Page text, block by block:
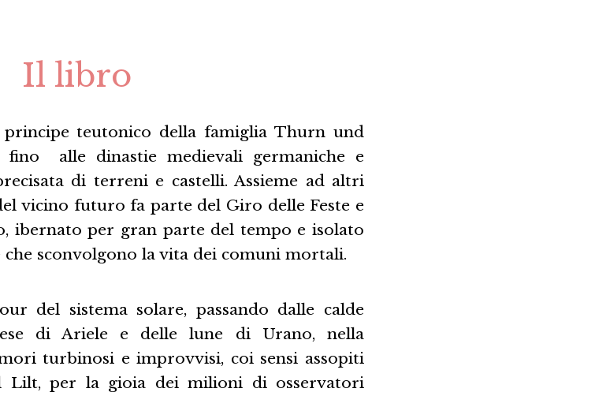
Il libro
teutonico della famiglia Thurn und
fino alle dinastie medievali germaniche e
di terreni e castelli. Assieme ad altri
vicino futuro fa parte del Giro delle Feste e
ibernato per gran parte del tempo e isolato
sconvolgono la vita dei comuni mortali.
del sistema solare, passando dalle calde
di Ariele e delle lune di Urano, nella
turbinosi e improvvisi, coi sensi assopiti
Lilt, per la gioia dei milioni di osservatori